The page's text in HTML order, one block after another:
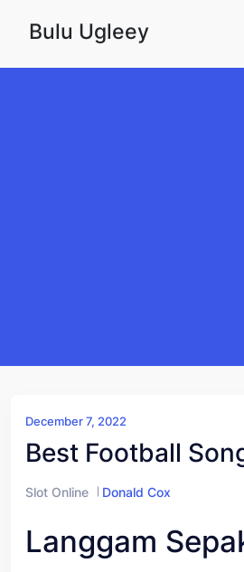
Bulu Ugleey
December 7, 2022
Best Football
Slot Online Donald Cox
Langgam